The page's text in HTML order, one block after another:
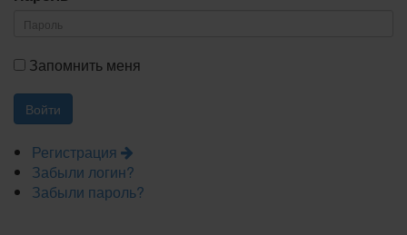
Запомнить меня
Регистрация
Забыли логин?
Забыли пароль?